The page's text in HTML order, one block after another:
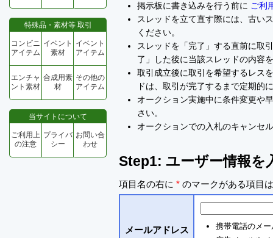
特殊品・素材等 取引
コンビニ
アイテム
イベント
素材
イベント
アイテム
エンチャ
ント素材
合成用素
材
その他の
アイテム
当サイトについて
ご利用上
の注意
プライバ
シー
お問い合
わせ
掲示板に書き込みを行う前に ご利
スレッドを立て直す際には、古い
ください。
スレッドを「完了」する直前に取
了」した後に当該スレッドの内容
取引成立後に取引を希望するレス
ドは、取引が完了するまで定期的
オークション実施中に条件変更や
さい。
オークションでの入札のキャンセ
Step1: ユーザー情報を
項目名の右に * のマークがある項目
メールアドレス
携帯電話のメ